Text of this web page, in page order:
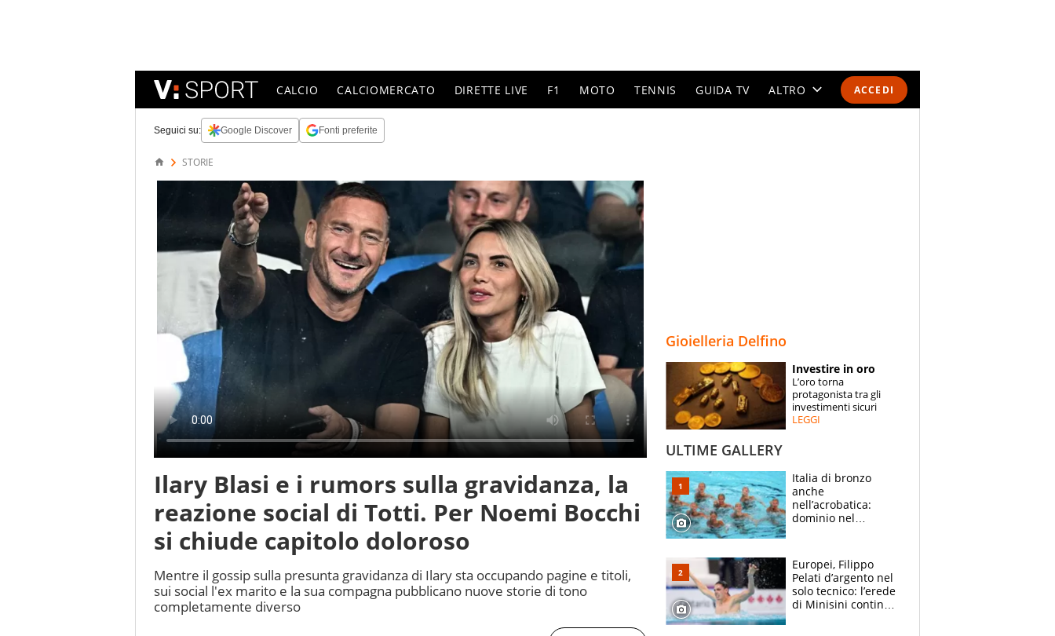
ACCEDI
CALCIO CALCIOMERCATO DIRETTE LIVE F1 MOTO TENNIS GUIDA TV ALTRO
SPECIALI
ESPERTI
Seguici su: Google Discover Fonti preferite
STORIE
Ilary Blasi e i rumors sulla gravidanza, la
reazione social di Totti. Per Noemi Bocchi
si chiude capitolo doloroso
Mentre il gossip sulla presunta gravidanza di Ilary sta occupando pagine e titoli,
sui social l'ex marito e la sua compagna pubblicano nuove storie di tono
completamente diverso
Gioielleria Delfino
Investire in oro
L’oro torna
protagonista tra gli
investimenti sicuri
LEGGI
ULTIME GALLERY
Italia di bronzo
anche
nell’acrobatica:
dominio nel
e compagni
continuare
Europei, Filippo
Pelati d’argento nel
solo tecnico: l’erede
di Minisini continua